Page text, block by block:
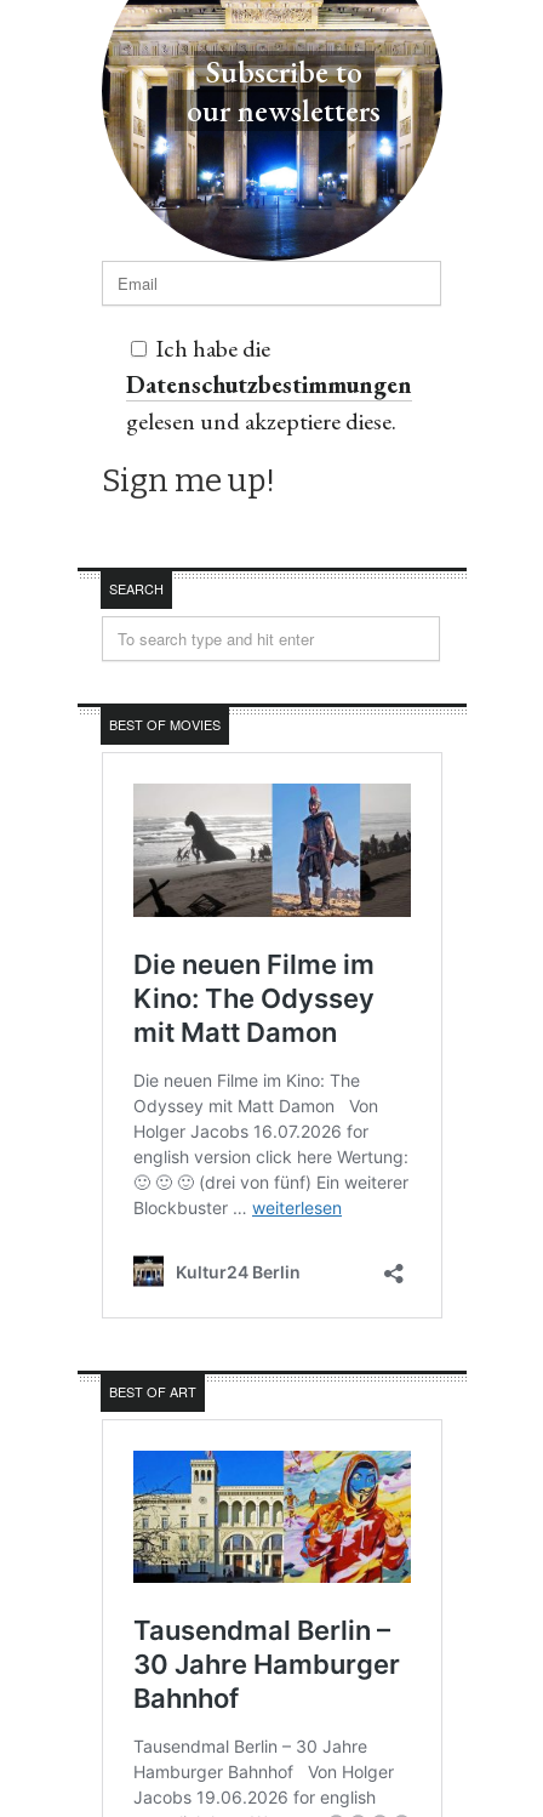
Subscribe to
our newsletters
Ich habe die
Datenschutzbestimmungen
gelesen und akzeptiere diese.
SEARCH
BEST OF MOVIES
BEST OF ART